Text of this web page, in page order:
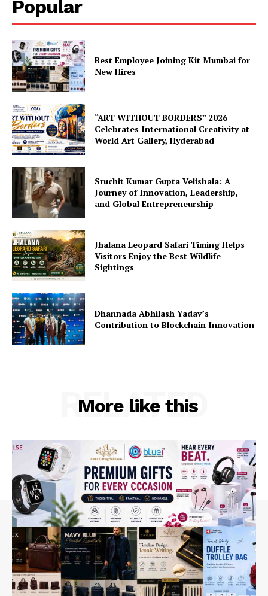
Popular
Best Employee Joining Kit Mumbai for
New Hires
“ART WITHOUT BORDERS” 2026
Celebrates International Creativity at
World Art Gallery, Hyderabad
Sruchit Kumar Gupta Velishala: A
Journey of Innovation, Leadership,
and Global Entrepreneurship
Jhalana Leopard Safari Timing Helps
Visitors Enjoy the Best Wildlife
Sightings
Dhannada Abhilash Yadav’s
Contribution to Blockchain Innovation
More like this
RELATED